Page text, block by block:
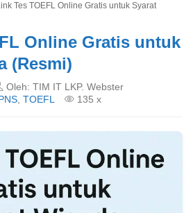
Tes TOEFL Online Gratis untuk Syarat
Online Gratis untuk
(Resmi)
Oleh: TIM IT LKP. Webster
, TOEFL 135 x